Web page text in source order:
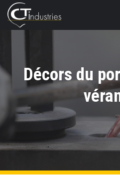
Décors du